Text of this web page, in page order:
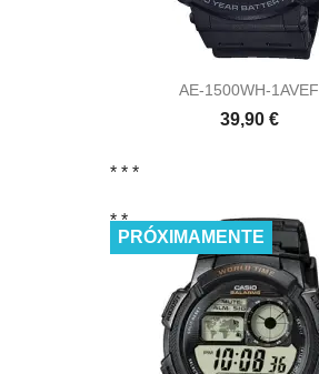
AE-1500WH-1AVEF
39,90 €
* * *
* *
PRÓXIMAMENTE